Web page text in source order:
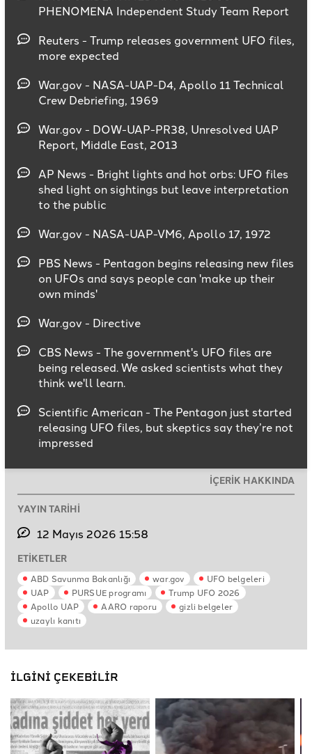
PHENOMENA Independent Study Team Report
Reuters - Trump releases government UFO files,
more expected
War.gov - NASA-UAP-D4, Apollo 11 Technical
Crew Debriefing, 1969
War.gov - DOW-UAP-PR38, Unresolved UAP
Report, Middle East, 2013
AP News - Bright lights and hot orbs: UFO files
shed light on sightings but leave interpretation
to the public
War.gov - NASA-UAP-VM6, Apollo 17, 1972
PBS News - Pentagon begins releasing new files
on UFOs and says people can 'make up their
own minds'
War.gov - Directive
CBS News - The government's UFO files are
being released. We asked scientists what they
think we'll learn.
Scientific American - The Pentagon just started
releasing UFO files, but skeptics say they’re not
impressed
İÇERİK HAKKINDA
YAYIN TARİHİ
12 Mayıs 2026 15:58
ETİKETLER
ABD Savunma Bakanlığı war.gov
UFO belgeleri
UAP
PURSUE programı
Trump UFO 2026
Apollo UAP
AARO raporu
gizli belgeler
uzaylı kanıtı
İLGİNİ ÇEKEBİLİR